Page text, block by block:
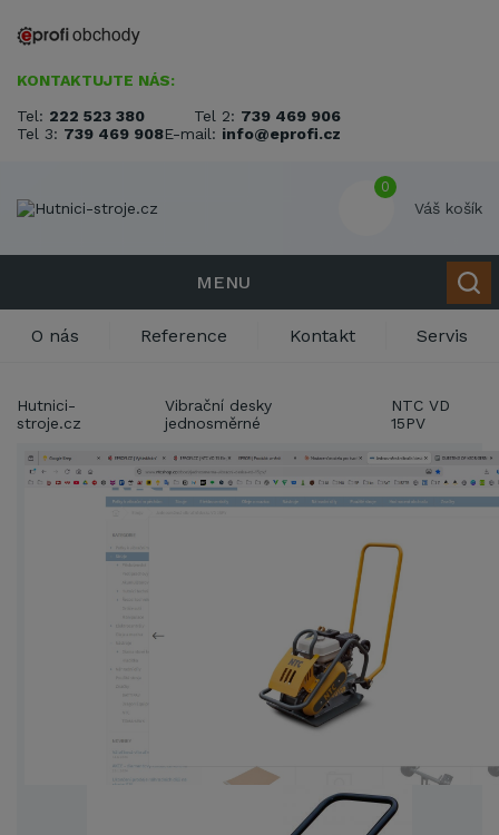
KONTAKTUJTE NÁS:
Tel: 222 523 380 Tel 2: 739 469 906
Tel 3: 739 469 908E-mail: info@eprofi.cz
0
Váš košík
MENU
O nás Reference Kontakt Servis
Hutnici-
stroje.cz
Vibrační desky
jednosměrné
NTC VD
15PV